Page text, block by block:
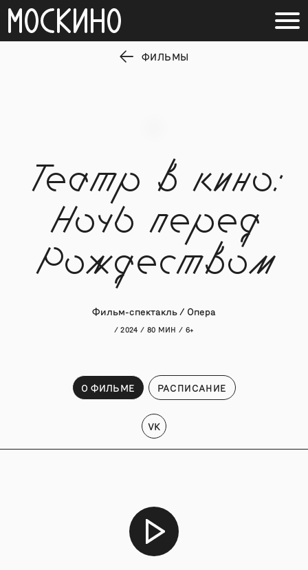
ФИЛЬМЫ
Театр в кино:
Ночь перед
Рождеством
Фильм-спектакль / Опера
/ 2024 / 80 МИН / 6+
О ФИЛЬМЕ РАСПИСАНИЕ
VK